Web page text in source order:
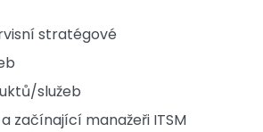
stratégové
služeb
a začínající manažeři ITSM